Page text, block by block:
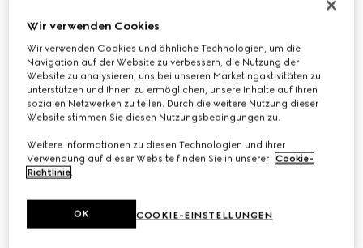
Gucci Re-Web Herrensneaker
€ 950
VariantenOriginal GG Canvas
Wir verwenden Cookies
Wir verwenden Cookies und ähnliche Technologien, um die
Navigation auf der Website zu verbessern, die Nutzung der
Website zu analysieren, uns bei unseren Marketingaktivitäten zu
unterstützen und Ihnen zu ermöglichen, unsere Inhalte auf Ihren
sozialen Netzwerken zu teilen. Durch die weitere Nutzung dieser
Website stimmen Sie diesen Nutzungsbedingungen zu.
Weitere Informationen zu diesen Technologien und ihrer
Verwendung auf dieser Website finden Sie in unserer Cookie-
Richtlinie.
COOKIE-EINSTELLUNGEN
OK